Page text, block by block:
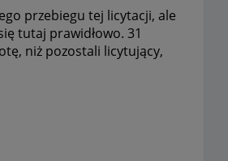
przebiegu tej licytacji, ale
tutaj prawidłowo. 31
niż pozostali licytujący,